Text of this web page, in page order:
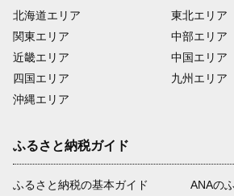
北海道エリア
関東エリア
近畿エリア
四国エリア
沖縄エリア
東北エリア
中部エリア
中国エリア
九州エリア
ふるさと納税ガイド
ふるさと納税の基本ガイド
ANAの